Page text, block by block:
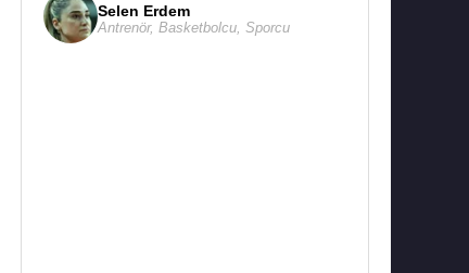
Selen Erdem
Antrenör, Basketbolcu, Sporcu